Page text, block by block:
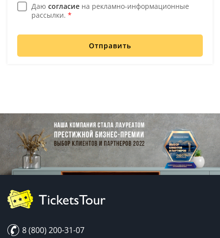
Даю согласие на рекламно-информационные
рассылки. *
Отправить
8 (800) 200-31-07